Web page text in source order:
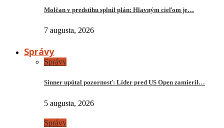
Molčan v predstihu splnil plán: Hlavným cieľom je…
7 augusta, 2026
Správy
Správy
Sinner upútal pozornosť: Líder pred US Open zamieril…
5 augusta, 2026
Správy